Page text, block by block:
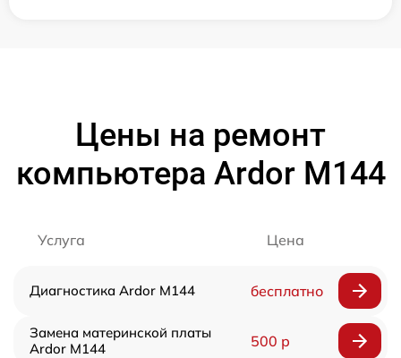
Цены на ремонт
компьютера Ardor M144
Услуга Цена
Диагностика Ardor M144 бесплатно
Замена материнской платы
Ardor M144
500 р